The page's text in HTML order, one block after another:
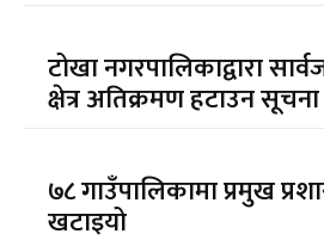
टोखा नगरपालिकाद्वारा
क्षेत्र अतिक्रमण हटाउन सूचना
७८ गाउँपालिकामा प्रमुख
खटाइयो